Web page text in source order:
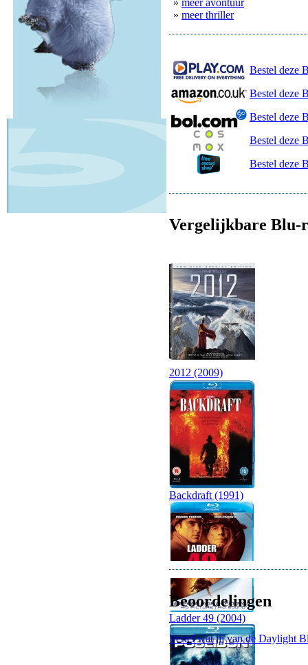
» meer avontuur
» meer thriller
Bestel deze
Bestel deze
Bestel deze
Bestel deze
Bestel deze
Vergelijkbare Blu-
2012 (2009)
Backdraft (1991)
Ladder 49 (2004)
Beoordelingen
Vertel wat jij van de Daylight